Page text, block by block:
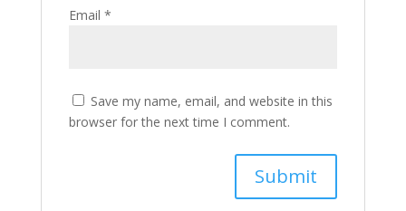
Email *
Save my name, email, and website in this
browser for the next time I comment.